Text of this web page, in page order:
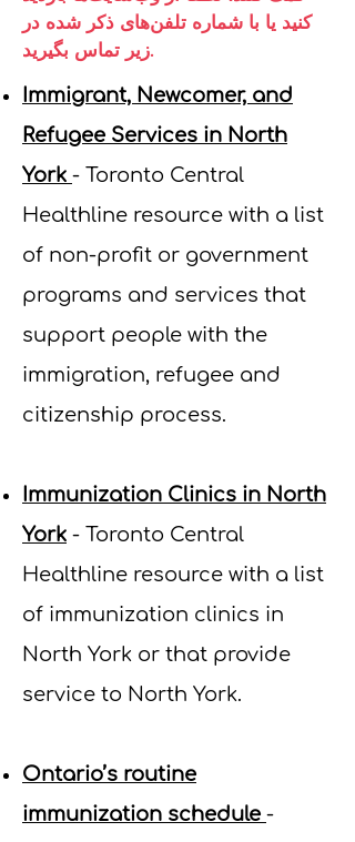
کنید یا با شماره تلفن‌های ذکر شده در
زیر تماس بگیرید.
Immigrant, Newcomer, and
Refugee Services in North
York - Toronto Central
Healthline resource with a list
of non-profit or government
programs and services that
support people with the
immigration, refugee and
citizenship process.
Immunization Clinics in North
York - Toronto Central
Healthline resource with a list
of immunization clinics in
North York or that provide
service to North York.
Ontario’s routine
immunization schedule -